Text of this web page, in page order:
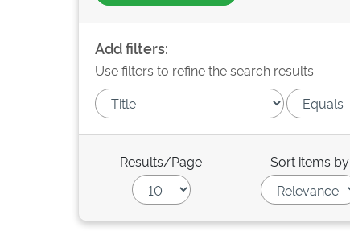
Add filters:
Use filters to refine the search results.
Results/Page Sort items by